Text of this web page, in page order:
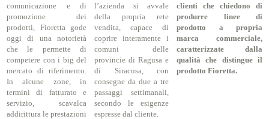
comunicazione e di
promozione dei
prodotti, Fioretta gode
oggi di una notorietà
che le permette di
competere con i big del
mercato di riferimento.
In alcune zone, in
termini di fatturato e
servizio, scavalca
addirittura le prestazioni
l’azienda si avvale
della propria rete
vendita, capace di
coprire interamente i
comuni delle
provincie di Ragusa e
di Siracusa, con
consegne da due a tre
passaggi settimanali,
secondo le esigenze
espresse dal cliente.
clienti che chiedono di
produrre linee di
prodotto a propria
marca commerciale,
caratterizzate dalla
qualità che distingue il
prodotto Fioretta.